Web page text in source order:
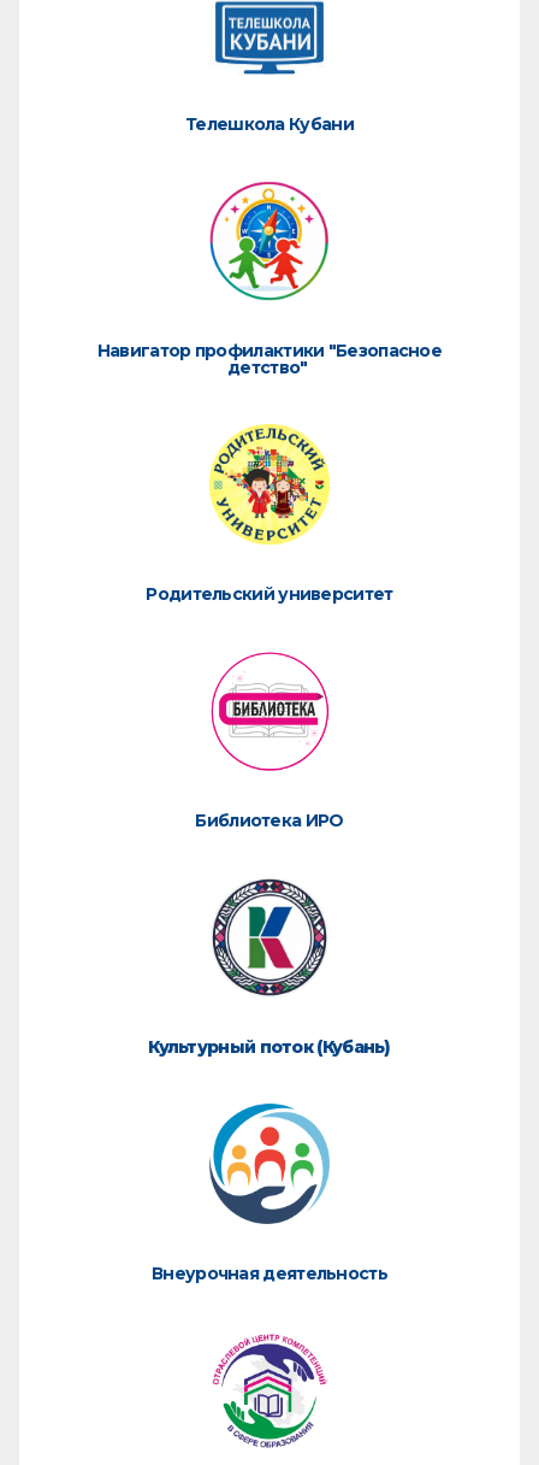
Телешкола Кубани
Навигатор профилактики "Безопасное
детство"
Родительский университет
Библиотека ИРО
Культурный поток (Кубань)
Внеурочная деятельность